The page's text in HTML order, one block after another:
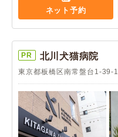
ネット予約
PR 北川犬猫病院
東京都板橋区南常盤台1-39-1